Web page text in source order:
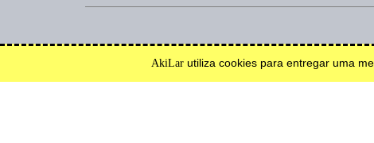
Encontre profissionais para construção, reforma, mobília ou
AkiLar utiliza cookies para entregar uma